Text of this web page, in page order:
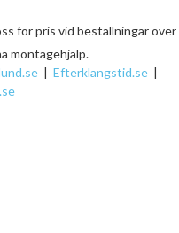
för pris vid beställningar över
montagehjälp.
| Efterklangstid.se |